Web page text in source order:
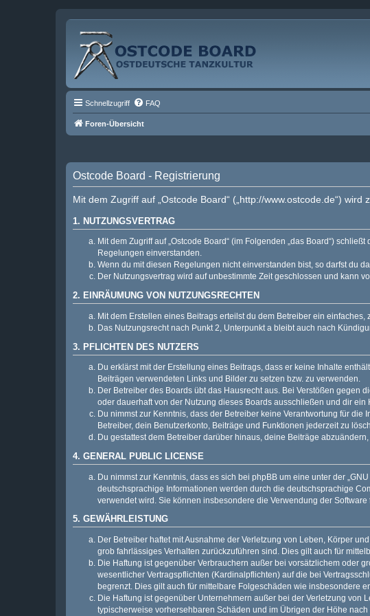
Schnellzugriff FAQ
Foren-Übersicht
Ostcode Board - Registrierung
Mit dem Zugriff auf „Ostcode Board“ („http://www.ostcode.de“)
1. NUTZUNGSVERTRAG
Mit dem Zugriff auf „Ostcode Board“ (im Folgenden „das Board“)
Regelungen einverstanden.
Wenn du mit diesen Regelungen nicht einverstanden bist, so darfst du
Der Nutzungsvertrag wird auf unbestimmte Zeit geschlossen und kann
2. EINRÄUMUNG VON NUTZUNGSRECHTEN
Mit dem Erstellen eines Beitrags erteilst du dem Betreiber ein
Das Nutzungsrecht nach Punkt 2, Unterpunkt a bleibt auch nach
3. PFLICHTEN DES NUTZERS
Du erklärst mit der Erstellung eines Beitrags, dass er keine Inhalte
Beiträgen verwendeten Links und Bilder zu setzen bzw. zu verwenden.
Der Betreiber des Boards übt das Hausrecht aus. Bei Verstößen
oder dauerhaft von der Nutzung dieses Boards ausschließen und dir ein
Du nimmst zur Kenntnis, dass der Betreiber keine Verantwortung für
Betreiber, dein Benutzerkonto, Beiträge und Funktionen jederzeit zu
Du gestattest dem Betreiber darüber hinaus, deine Beiträge
4. GENERAL PUBLIC LICENSE
Du nimmst zur Kenntnis, dass es sich bei phpBB um eine unter der „
deutschsprachige Informationen werden durch die deutschsprachige
verwendet wird. Sie können insbesondere die Verwendung der
5. GEWÄHRLEISTUNG
Der Betreiber haftet mit Ausnahme der Verletzung von Leben, Körper
grob fahrlässiges Verhalten zurückzuführen sind. Dies gilt auch für
Die Haftung ist gegenüber Verbrauchern außer bei vorsätzlichem oder
wesentlicher Vertragspflichten (Kardinalpflichten) auf die bei
begrenzt. Dies gilt auch für mittelbare Folgeschäden wie insbesondere
Die Haftung ist gegenüber Unternehmern außer bei der Verletzung von
typischerweise vorhersehbaren Schäden und im Übrigen der Höhe